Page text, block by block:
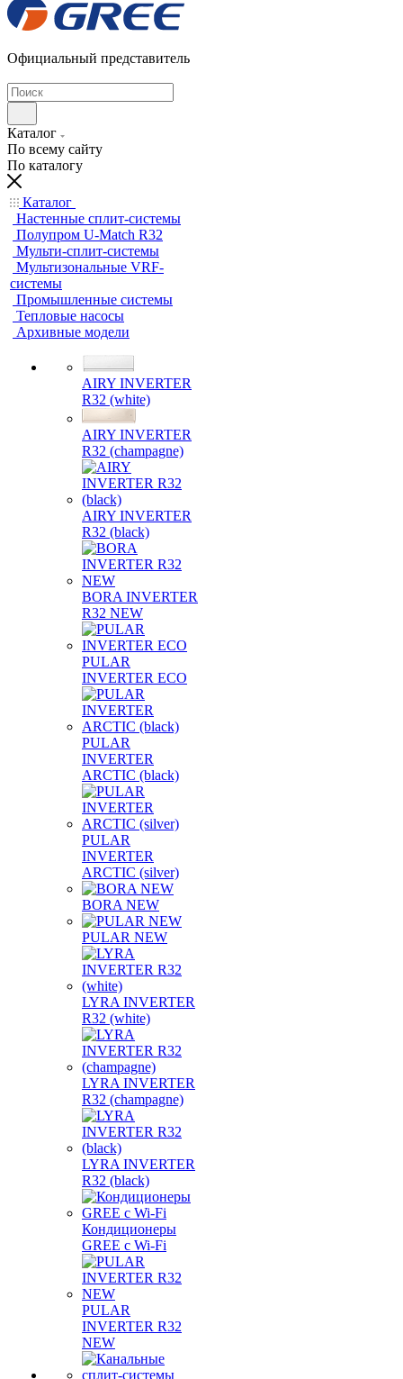
Официальный представитель
Каталог
По всему сайту
По каталогу
Каталог
Настенные сплит-системы
Полупром U-Match R32
Мульти-сплит-системы
Мультизональные VRF-
системы
Промышленные системы
Тепловые насосы
Архивные модели
AIRY INVERTER
R32 (white)
AIRY INVERTER
R32 (champagne)
AIRY INVERTER
R32 (black)
BORA INVERTER
R32 NEW
PULAR
INVERTER ECO
PULAR
INVERTER
ARCTIC (black)
PULAR
INVERTER
ARCTIC (silver)
BORA NEW
PULAR NEW
LYRA INVERTER
R32 (white)
LYRA INVERTER
R32 (champagne)
LYRA INVERTER
R32 (black)
Кондиционеры
GREE с Wi-Fi
PULAR
INVERTER R32
NEW